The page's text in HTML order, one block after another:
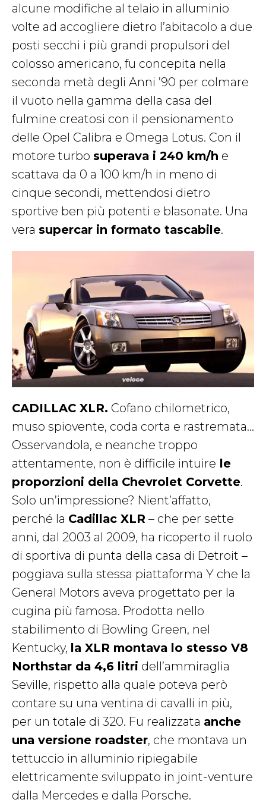
alcune modifiche al telaio in alluminio
volte ad accogliere dietro l’abitacolo a due
posti secchi i più grandi propulsori del
colosso americano, fu concepita nella
seconda metà degli Anni ’90 per colmare
il vuoto nella gamma della casa del
fulmine creatosi con il pensionamento
delle Opel Calibra e Omega Lotus. Con il
motore turbo superava i 240 km/h e
scattava da 0 a 100 km/h in meno di
cinque secondi, mettendosi dietro
sportive ben più potenti e blasonate. Una
vera supercar in formato tascabile.
CADILLAC XLR. Cofano chilometrico,
muso spiovente, coda corta e rastremata…
Osservandola, e neanche troppo
attentamente, non è difficile intuire le
proporzioni della Chevrolet Corvette.
Solo un’impressione? Nient’affatto,
perché la Cadillac XLR – che per sette
anni, dal 2003 al 2009, ha ricoperto il ruolo
di sportiva di punta della casa di Detroit –
poggiava sulla stessa piattaforma Y che la
General Motors aveva progettato per la
cugina più famosa. Prodotta nello
stabilimento di Bowling Green, nel
Kentucky, la XLR montava lo stesso V8
Northstar da 4,6 litri dell’ammiraglia
Seville, rispetto alla quale poteva però
contare su una ventina di cavalli in più,
per un totale di 320. Fu realizzata anche
una versione roadster, che montava un
tettuccio in alluminio ripiegabile
elettricamente sviluppato in joint-venture
dalla Mercedes e dalla Porsche.